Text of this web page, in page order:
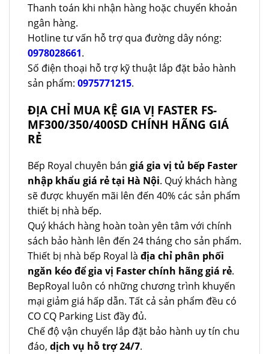
Thanh toán khi nhận hàng hoặc chuyển khoản
ngân hàng.
Hotline tư vấn hỗ trợ qua đường dây nóng:
0978028661.
Số điện thoại hỗ trợ kỹ thuật lắp đặt bảo hành
sản phẩm: 0975771215.
ĐỊA CHỈ MUA KỆ GIA VỊ FASTER FS-
MF300/350/400SD CHÍNH HÃNG GIÁ
RẺ
Bếp Royal chuyên bán giá gia vị tủ bếp Faster
nhập khẩu giá rẻ tại Hà Nội. Quý khách hàng
sẽ được khuyến mãi lên đến 40% các sản phẩm
thiết bị nhà bếp.
Quý khách hàng hoàn toàn yên tâm với chính
sách bảo hành lên đến 24 tháng cho sản phẩm.
Thiết bị nhà bếp Royal là địa chỉ phân phối
ngăn kéo để gia vị Faster chính hãng giá rẻ.
BepRoyal luôn có những chương trình khuyến
mại giảm giá hấp dẫn. Tất cả sản phẩm đều có
CO CQ Parking List đầy đủ.
Chế độ vận chuyển lắp đặt bảo hành uy tín chu
đáo, dịch vụ hỗ trợ 24/7.